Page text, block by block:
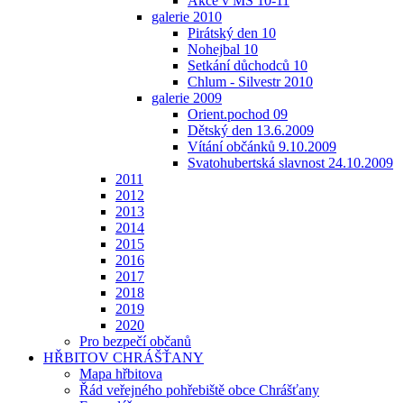
galerie 2010
Pirátský den 10
Nohejbal 10
Setkání důchodců 10
Chlum - Silvestr 2010
galerie 2009
Orient.pochod 09
Dětský den 13.6.2009
Vítání občánků 9.10.2009
Svatohubertská slavnost 24.10.2009
2011
2012
2013
2014
2015
2016
2017
2018
2019
2020
Pro bezpečí občanů
HŘBITOV CHRÁŠŤANY
Mapa hřbitova
Řád veřejného pohřebiště obce Chrášťany